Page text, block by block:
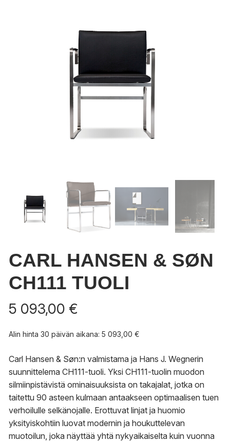
CARL HANSEN & SØN
CH111 TUOLI
5 093,00 €
Alin hinta 30 päivän aikana: 5 093,00 €
Carl Hansen & Søn:n valmistama ja Hans J. Wegnerin
suunnittelema CH111-tuoli. Yksi CH111-tuolin muodon
silmiinpistävistä ominaisuuksista on takajalat, jotka on
taitettu 90 asteen kulmaan antaakseen optimaalisen tuen
verhoilulle selkänojalle. Erottuvat linjat ja huomio
yksityiskohtiin luovat modernin ja houkuttelevan
muotoilun, joka näyttää yhtä nykyaikaiselta kuin vuonna